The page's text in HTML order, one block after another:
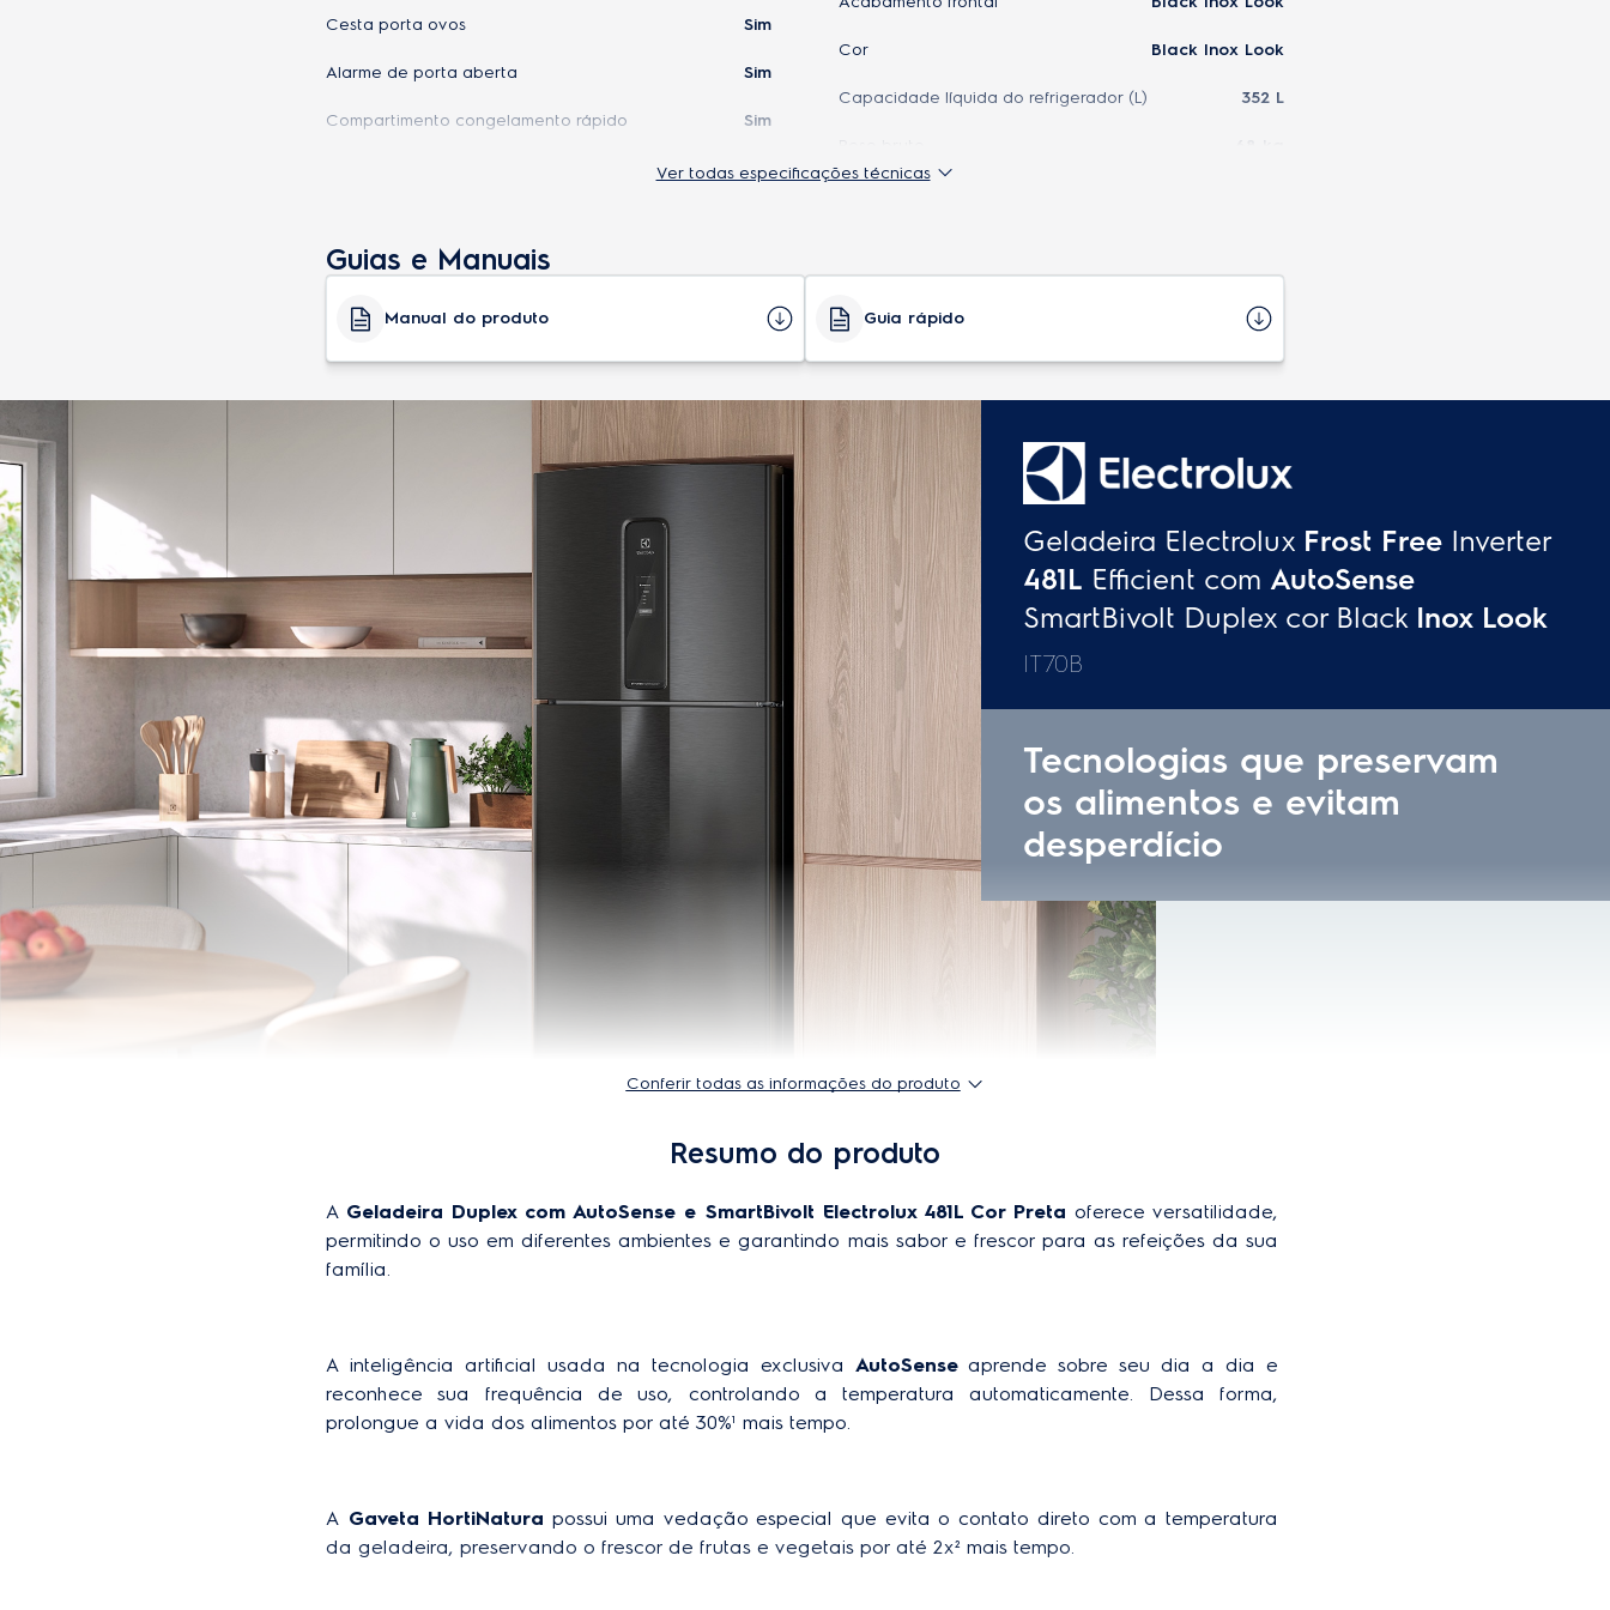
Cesta porta ovos Sim
Alarme de porta aberta Sim
Compartimento congelamento rápido Sim
Sim
Gelo na porta
Home bar Não
Iluminação Interna Sim
Não
Máquina de gelo automática
Trava painel de controle
Controle de temperatura
Compartimento FlexiSpace
Conectividade
Especificações técnicas
Instalação gratuita
IT70B
Largura do produto embalado 74 cm
Origem
Altura do produto embalado 192,5 cm
Peso do produto embalado
Profundidade do produto embalado
Cor Black Inox Look
Capacidade líquida do refrigerador (L) 352 L
embalagem
Gelo e Manual de Instruções.
Gás refrigerante R600A
e gavetas do freezer
Quantidade de
prateleiras e gavetas do
refrigerador
Gabinete: 3 Prateleiras e 1
Prateleiras
Prateleiras retráteis Não
Prateleiras reversíveis Sim
Prateleiras expansíveis (fast adapt)
Dispenser de gelo na porta
Função turbo freezer Sim
Função turbo refrigerador Não
Selo Procel
Capacidade líquida total (L)
Material
Gabinete: Vidro Temperado/ Plástico
AutoSense Sim
Ver todas especificações técnicas
Guias e Manuais
Manual do produto Guia rápido
Conferir todas as informações do produto
Resumo do produto
A Geladeira Duplex com AutoSense e SmartBivolt Electrolux 481L Cor Preta oferece versatilidade,
permitindo o uso em diferentes ambientes e garantindo mais sabor e frescor para as refeições da sua
família.
A inteligência artificial usada na tecnologia exclusiva AutoSense aprende sobre seu dia a dia e
reconhece sua frequência de uso, controlando a temperatura automaticamente. Dessa forma,
prolongue a vida dos alimentos por até 30%¹ mais tempo.
A Gaveta HortiNatura possui uma vedação especial que evita o contato direto com a temperatura
da geladeira, preservando o frescor de frutas e vegetais por até 2x² mais tempo.